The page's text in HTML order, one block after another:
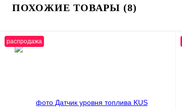
ПОХОЖИЕ ТОВАРЫ (8)
распродажа